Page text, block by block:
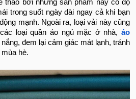
thao bởi những sản phẩm này có độ
trong suốt ngày dài ngay cả khi bạn
mạnh. Ngoài ra, loại vải này cũng
loại quần áo ngủ mặc ở nhà, áo
đem lại cảm giác mát lạnh, tránh
hè.